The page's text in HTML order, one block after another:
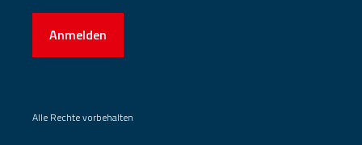
Anmelden
Alle Rechte vorbehalten